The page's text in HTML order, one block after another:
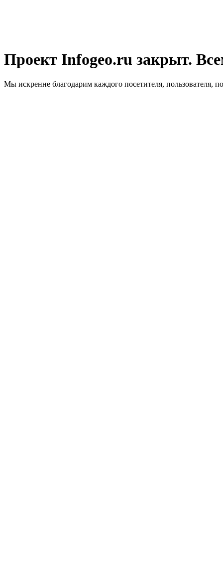
Проект Infogeo.ru закрыт.
Мы искренне благодарим каждого посетителя, пользователя,